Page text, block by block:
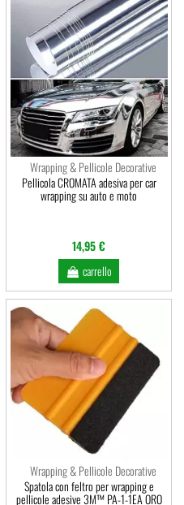
Wrapping & Pellicole Decorative
Pellicola CROMATA adesiva per car
wrapping su auto e moto
14,95 €
carrello
Visualizza
video
Wrapping & Pellicole Decorative
Spatola con feltro per wrapping e
pellicole adesive 3M™ PA-1-1EA ORO